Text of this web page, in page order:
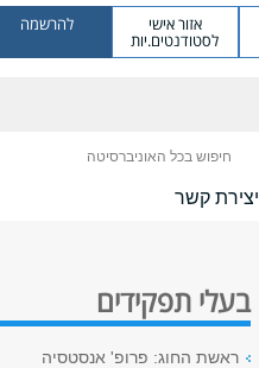
אזור אישי
לסטודנטים.יות
להרשמה
חיפוש בכל האוניברסיטה
יצירת קשר
בעלי תפקידים
ראשת החוג: פרופ' אנסטסיה